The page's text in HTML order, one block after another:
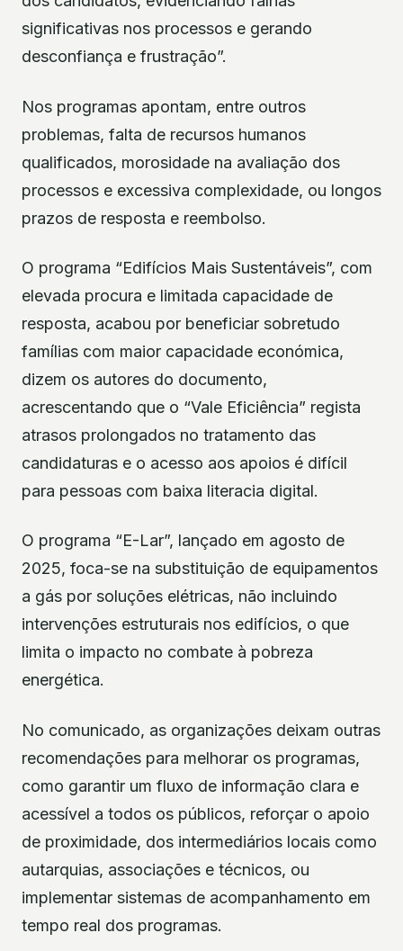
significativas nos processos e gerando
desconfiança e frustração”.
Nos programas apontam, entre outros
problemas, falta de recursos humanos
qualificados, morosidade na avaliação dos
processos e excessiva complexidade, ou longos
prazos de resposta e reembolso.
O programa “Edifícios Mais Sustentáveis”, com
elevada procura e limitada capacidade de
resposta, acabou por beneficiar sobretudo
famílias com maior capacidade económica,
dizem os autores do documento,
acrescentando que o “Vale Eficiência” regista
atrasos prolongados no tratamento das
candidaturas e o acesso aos apoios é difícil
para pessoas com baixa literacia digital.
O programa “E-Lar”, lançado em agosto de
2025, foca-se na substituição de equipamentos
a gás por soluções elétricas, não incluindo
intervenções estruturais nos edifícios, o que
limita o impacto no combate à pobreza
energética.
No comunicado, as organizações deixam outras
recomendações para melhorar os programas,
como garantir um fluxo de informação clara e
acessível a todos os públicos, reforçar o apoio
de proximidade, dos intermediários locais como
autarquias, associações e técnicos, ou
implementar sistemas de acompanhamento em
tempo real dos programas.